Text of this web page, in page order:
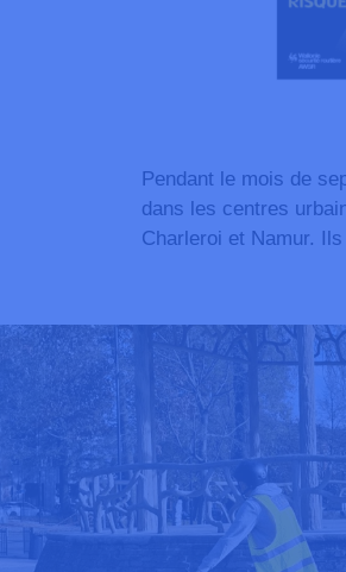
Pendant le mois de
dans les centres
Charleroi et Namur.